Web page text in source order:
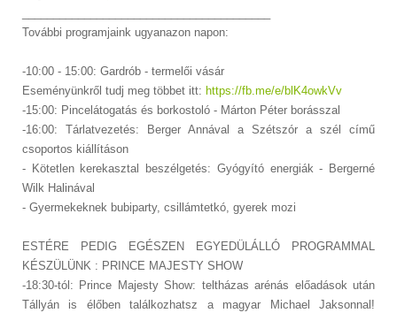
További programjaink ugyanazon napon:
-10:00 - 15:00: Gardrób - termelői vásár
Eseményünkről tudj meg többet itt: https://fb.me/e/blK4owkVv
-15:00: Pincelátogatás és borkostoló - Márton Péter borásszal
-16:00: Tárlatvezetés: Berger Annával a Szétszór a szél című
csoportos kiállításon
- Kötetlen kerekasztal beszélgetés: Gyógyító energiák - Bergerné
Wilk Halinával
- Gyermekeknek bubiparty, csillámtetkó, gyerek mozi
ESTÉRE PEDIG EGÉSZEN EGYEDÜLÁLLÓ PROGRAMMAL
KÉSZÜLÜNK : PRINCE MAJESTY SHOW
-18:30-tól: Prince Majesty Show: teltházas arénás előadások után
Tállyán is élőben találkozhatsz a magyar Michael Jaksonnal!